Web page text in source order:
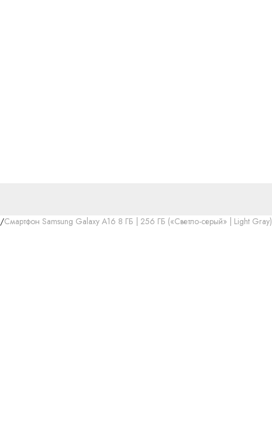
/Смартфон Samsung Galaxy A16 8 ГБ | 256 ГБ («Светло-серый» | Light Gray)